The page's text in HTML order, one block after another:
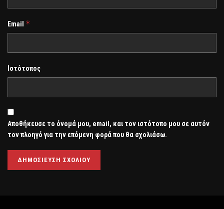
Email *
Ιστότοπος
Αποθήκευσε το όνομά μου, email, και τον ιστότοπο μου σε αυτόν
τον πλοηγό για την επόμενη φορά που θα σχολιάσω.